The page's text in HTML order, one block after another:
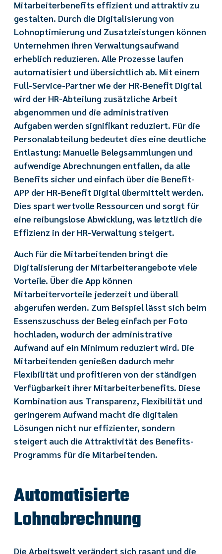
Mitarbeiterbenefits effizient und attraktiv zu
gestalten. Durch die Digitalisierung von
Lohnoptimierung und Zusatzleistungen können
Unternehmen ihren Verwaltungsaufwand
erheblich reduzieren. Alle Prozesse laufen
automatisiert und übersichtlich ab. Mit einem
Full-Service-Partner wie der HR-Benefit Digital
wird der HR-Abteilung zusätzliche Arbeit
abgenommen und die administrativen
Aufgaben werden signifikant reduziert. Für die
Personalabteilung bedeutet dies eine deutliche
Entlastung: Manuelle Belegsammlungen und
aufwendige Abrechnungen entfallen, da alle
Benefits sicher und einfach über die Benefit-
APP der HR-Benefit Digital übermittelt werden.
Dies spart wertvolle Ressourcen und sorgt für
eine reibungslose Abwicklung, was letztlich die
Effizienz in der HR-Verwaltung steigert.
Auch für die Mitarbeitenden bringt die
Digitalisierung der Mitarbeiterangebote viele
Vorteile. Über die App können
Mitarbeitervorteile jederzeit und überall
abgerufen werden. Zum Beispiel lässt sich beim
Essenszuschuss der Beleg einfach per Foto
hochladen, wodurch der administrative
Aufwand auf ein Minimum reduziert wird. Die
Mitarbeitenden genießen dadurch mehr
Flexibilität und profitieren von der ständigen
Verfügbarkeit ihrer Mitarbeiterbenefits. Diese
Kombination aus Transparenz, Flexibilität und
geringerem Aufwand macht die digitalen
Lösungen nicht nur effizienter, sondern
steigert auch die Attraktivität des Benefits-
Programms für die Mitarbeitenden.
Automatisierte
Lohnabrechnung
Die Arbeitswelt verändert sich rasant und die